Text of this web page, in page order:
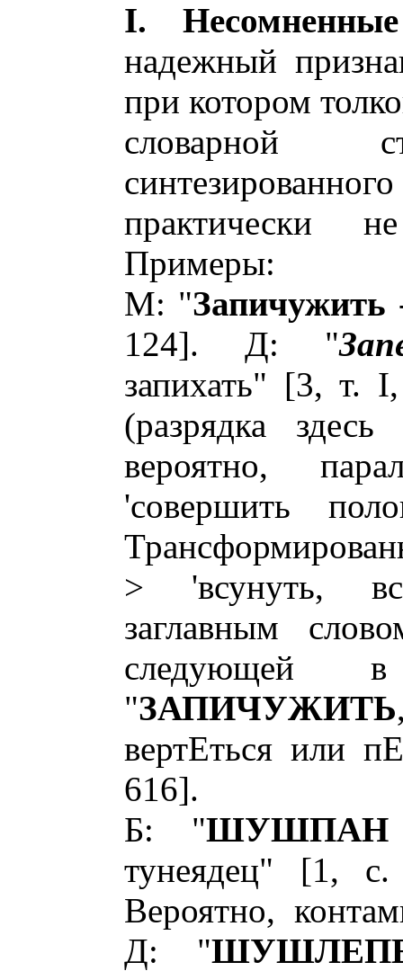
I.
надежный
при котором
словарной
практически
Примеры:
М: "Запичужить
124]. Д: "
запихать" [3, т.
(разрядка
вероятно,
'совершить
> 'всунуть,
заглавным
"ЗАПИЧУЖИТЬ
вертЕться или
616].
Б: "ШУШПАН
тунеядец" [1,
Вероятно,
Д: "